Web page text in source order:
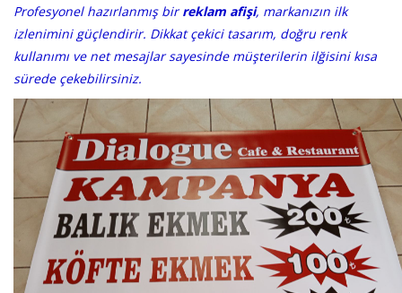
Profesyonel hazırlanmış birreklam afişi, markanızın ilk
izlenimini güçlendirir. Dikkat çekici tasarım, doğru renk
kullanımı ve net mesajlar sayesinde müşterilerin ilğisini kısa
sürede çekebilirsiniz.